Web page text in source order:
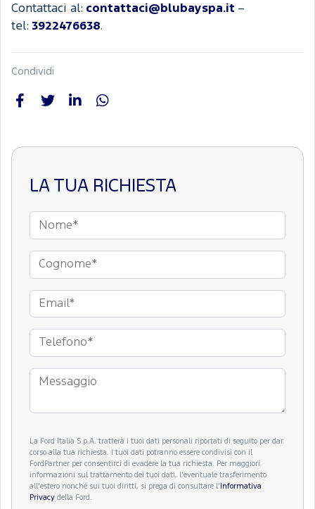
Contattaci al: contattaci@blubayspa.it –
tel: 3922476638.
Condividi
LA TUA RICHIESTA
La Ford Italia S.p.A. tratterà i tuoi dati personali riportati di seguito per dar
corso alla tua richiesta. I tuoi dati potranno essere condivisi con il
FordPartner per consentirci di evadere la tua richiesta. Per maggiori
informazioni sul trattamento dei tuoi dati, l'eventuale trasferimento
all'estero nonché sui tuoi diritti, si prega di consultare l' Informativa
Privacy della Ford.